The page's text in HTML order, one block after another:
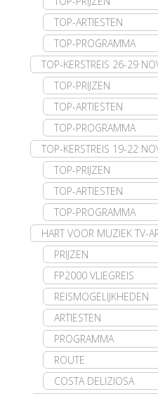
TOP-ARTIESTEN
TOP-PROGRAMMA
TOP-KERSTREIS 26-29
TOP-PRIJZEN
TOP-ARTIESTEN
TOP-PROGRAMMA
TOP-KERSTREIS 19-22
TOP-PRIJZEN
TOP-ARTIESTEN
TOP-PROGRAMMA
HART VOOR MUZIEK TV-
PRIJZEN
FP2000 VLIEGREIS
REISMOGELIJKHEDEN
ARTIESTEN
PROGRAMMA
ROUTE
COSTA DELIZIOSA